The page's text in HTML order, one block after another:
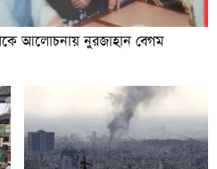
আলোচনায় নুরজাহান বেগম